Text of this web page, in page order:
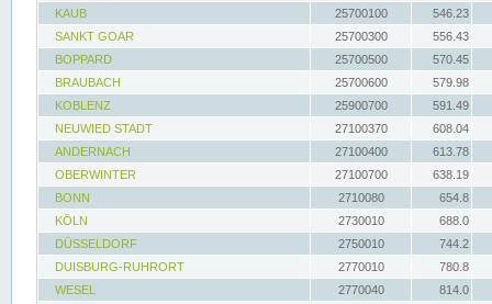
KAUB
25700100
546.23
SANKT GOAR
25700300
556.43
BOPPARD
25700500
570.45
BRAUBACH
25700600
579.98
KOBLENZ
25900700
591.49
NEUWIED STADT
27100370
608.04
ANDERNACH
27100400
613.78
OBERWINTER
27100700
638.19
BONN
2710080
654.8
KÖLN
2730010
688.0
DÜSSELDORF
2750010
744.2
DUISBURG-RUHRORT
2770010
780.8
WESEL
2770040
814.0